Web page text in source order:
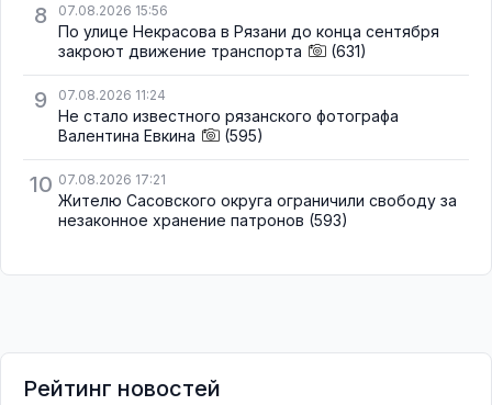
8 07.08.2026 15:56
По улице Некрасова в Рязани до конца сентября
закроют движение транспорта
(631)
9 07.08.2026 11:24
Не стало известного рязанского фотографа
Валентина Евкина
(595)
10 07.08.2026 17:21
Жителю Сасовского округа ограничили свободу за
незаконное хранение патронов (593)
Рейтинг новостей